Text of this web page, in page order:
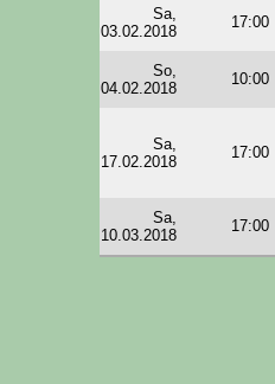
Sa,
03.02.2018
17:00
So,
04.02.2018
10:00
Sa,
17.02.2018
17:00
Sa,
10.03.2018
17:00